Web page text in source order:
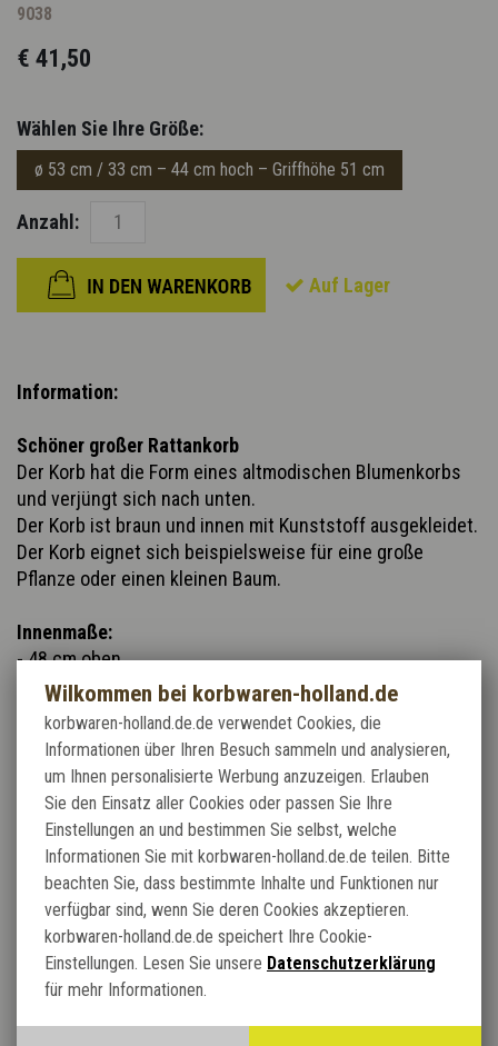
9038
€ 41,50
Wählen Sie Ihre Größe:
ø 53 cm / 33 cm – 44 cm hoch – Griffhöhe 51 cm
Anzahl:
Auf Lager
Information:
Schöner großer Rattankorb
Der Korb hat die Form eines altmodischen Blumenkorbs
und verjüngt sich nach unten.
Der Korb ist braun und innen mit Kunststoff ausgekleidet.
Der Korb eignet sich beispielsweise für eine große
Pflanze oder einen kleinen Baum.
Innenmaße:
- 48 cm oben
- 38 cm unten
Verwandte Produkte:
NEU
Wilkommen bei korbwaren-holland.de
korbwaren-holland.de.de verwendet Cookies, die
Informationen über Ihren Besuch sammeln und analysieren,
um Ihnen personalisierte Werbung anzuzeigen. Erlauben
Sie den Einsatz aller Cookies oder passen Sie Ihre
Einstellungen an und bestimmen Sie selbst, welche
Informationen Sie mit korbwaren-holland.de.de teilen. Bitte
beachten Sie, dass bestimmte Inhalte und Funktionen nur
verfügbar sind, wenn Sie deren Cookies akzeptieren.
korbwaren-holland.de.de speichert Ihre Cookie-
Einstellungen. Lesen Sie unsere Datenschutzerklärung
für mehr Informationen.